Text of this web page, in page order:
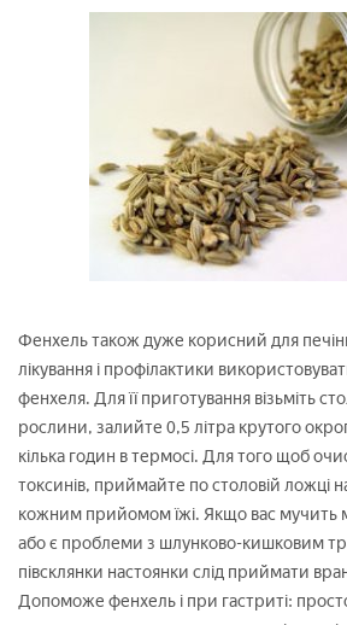
Фенхель також дуже корисний для
лікування і профілактики
фенхеля. Для її приготування візьміть
рослини, залийте 0,5 літра крутого
кілька годин в термосі. Для того щоб
токсинів, приймайте по столовій ложці
кожним прийомом їжі. Якщо вас мучить
або є проблеми з шлунково-кишковим
півсклянки настоянки слід приймати
Допоможе фенхель і при гастриті: